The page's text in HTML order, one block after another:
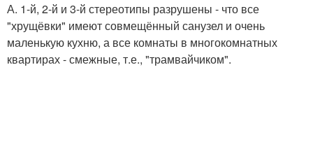
А. 1-й, 2-й и 3-й стереотипы разрушены - что все
"хрущёвки" имеют совмещённый санузел и очень
маленькую кухню, а все комнаты в многокомнатных
квартирах - смежные, т.е., "трамвайчиком".